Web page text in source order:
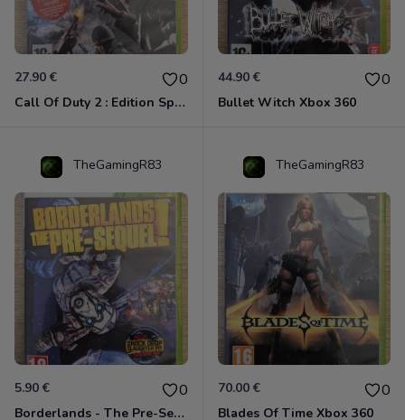
27.90 € 0
Call Of Duty 2 : Edition Spéciale Xbox 360 GOTY
44.90 € 0
Bullet Witch Xbox 360
TheGamingR83
5.90 € 0
Borderlands - The Pre-Sequel ! Xbox 360
TheGamingR83
70.00 € 0
Blades Of Time Xbox 360